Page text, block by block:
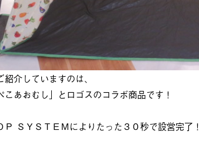
紹介していますのは、
こあおむし」とロゴスのコラボ商品です！
Ｐ ＳＹＳＴＥＭによりたった３０秒で設営完了！